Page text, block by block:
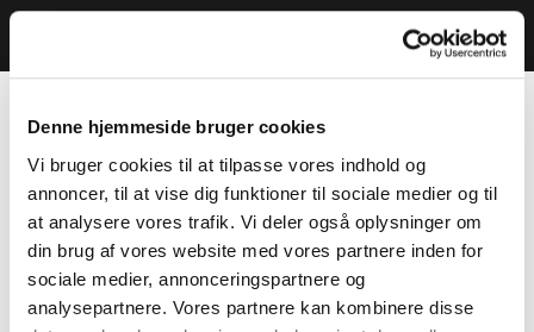
Denne hjemmeside bruger cookies
Vi bruger cookies til at tilpasse vores indhold og
annoncer, til at vise dig funktioner til sociale medier og til
at analysere vores trafik. Vi deler også oplysninger om
din brug af vores website med vores partnere inden for
sociale medier, annonceringspartnere og
analysepartnere. Vores partnere kan kombinere disse